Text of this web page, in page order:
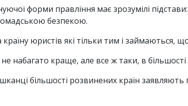
форми правління має зрозумілі
безпекою.
юристів які тільки тим і займаються,
набагато краще, але все ж таки, в
більшості розвинених країн